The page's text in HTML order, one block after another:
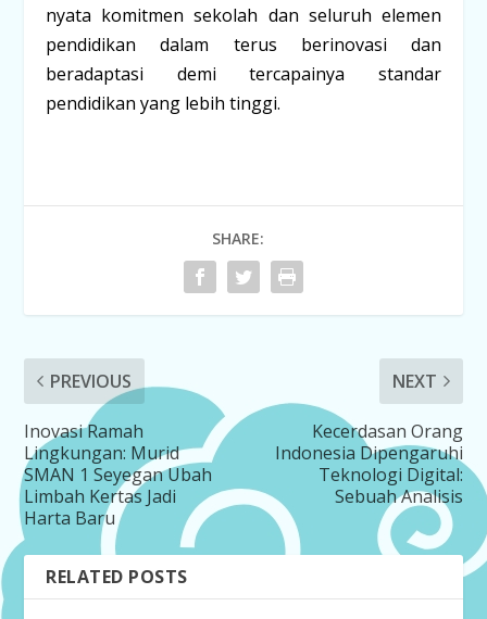
nyata komitmen sekolah dan seluruh elemen
pendidikan dalam terus berinovasi dan
beradaptasi demi tercapainya standar
pendidikan yang lebih tinggi.
SHARE:
PREVIOUS
Inovasi Ramah
Lingkungan: Murid
SMAN 1 Seyegan Ubah
Limbah Kertas Jadi
Harta Baru
NEXT
Kecerdasan Orang
Indonesia Dipengaruhi
Teknologi Digital:
Sebuah Analisis
RELATED POSTS